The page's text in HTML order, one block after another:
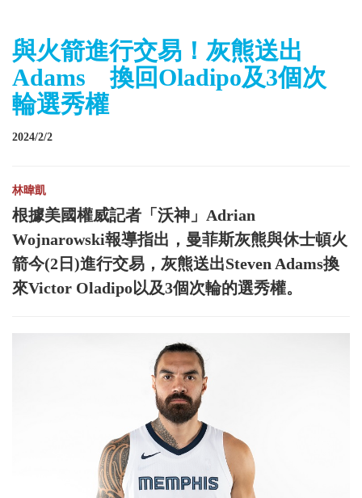
與火箭進行交易！灰熊送出
Adams 換回Oladipo及3個次
輪選秀權
2024/2/2
林暐凱
根據美國權威記者「沃神」Adrian
Wojnarowski報導指出，曼菲斯灰熊與休士頓火
箭今(2日)進行交易，灰熊送出Steven Adams換
來Victor Oladipo以及3個次輪的選秀權。